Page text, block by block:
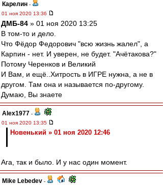
Карелин -
01 ноя 2020 13:36
ДМБ-84 » 01 ноя 2020 13:25
В том-то и дело.
Что Фёдор Федорович "всю жизнь жалел", а
Карпин - нет. И уверен, не будет. "Ачётакова?"
Потому Черенков и Великий
И Вам, и ещё..Хитрость в ИГРЕ нужна, а не в
другом. Там она и называется по-другому.
Думаю, Вы знаете
Alex1977 -
01 ноя 2020 13:35
Новенький » 01 ноя 2020 12:46
Ага, так и было. И у нас один момент.
Mike Lebedev -